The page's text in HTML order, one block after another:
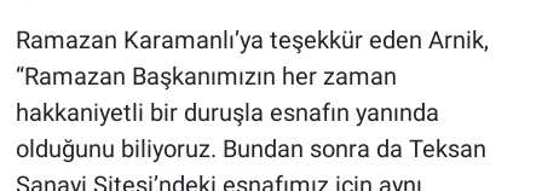
Ramazan Karamanlı’ya teşekkür eden Arnik,
“Ramazan Başkanımızın her zaman
hakkaniyetli bir duruşla esnafın yanında
olduğunu biliyoruz. Bundan sonra da Teksan
Sanayi Sitesi’ndeki esnafımız için aynı